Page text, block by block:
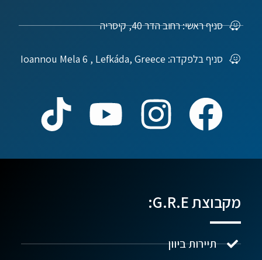
סניף ראשי: רחוב הדר 40, קיסריה
סניף בלפקדה: Ioannou Mela 6 , Lefkáda, Greece
מקבוצת G.R.E:
תיירות ביוון